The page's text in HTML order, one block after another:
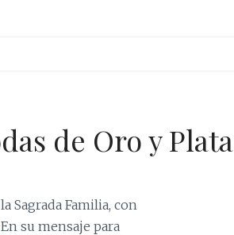
de Oro y Plata
Sagrada Familia, con
su mensaje para